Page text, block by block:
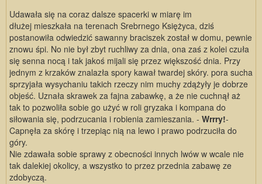
Udawała się na coraz dalsze spacerki w miarę im
dłużej mieszkała na terenach Srebrnego Księżyca, dziś
postanowiła odwiedzić sawanny braciszek został w domu, pewnie
znowu śpi. No nie był zbyt ruchliwy za dnia, ona zaś z kolei czuła
się senna nocą i tak jakoś mijali się przez większość dnia. Przy
jednym z krzaków znalazła spory kawał twardej skóry. pora sucha
sprzyjała wysychaniu takich rzeczy nim muchy zdążyły je dobrze
objeść. Uznała skrawek za fajna zabawkę, a że nie cuchnął aż
tak to pozwoliła sobie go użyć w roli gryzaka i kompana do
siłowania się, podrzucania i robienia zamieszania. - Wrrry!-
Capnęła za skórę i trzepiąc nią na lewo i prawo podrzuciła do
góry.
Nie zdawała sobie sprawy z obecności innych lwów w wcale nie
tak dalekiej okolicy, a wszystko to przez przednia zabawę ze
zdobyczą.